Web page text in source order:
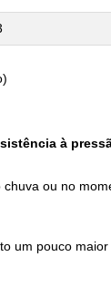
à
ou no
um pouco